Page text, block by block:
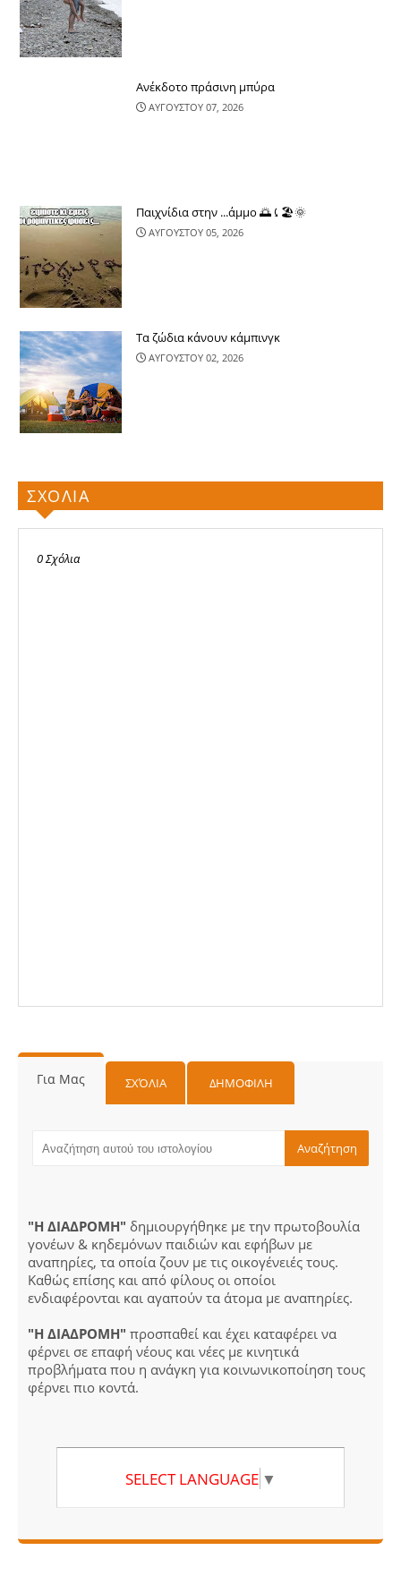
Ανέκδοτο πράσινη μπύρα
ΑΥΓΟΥΣΤΟΥ 07, 2026
Παιχνίδια στην ...άμμο 🌅⤹🏖🌞
ΑΥΓΟΥΣΤΟΥ 05, 2026
Τα ζώδια κάνουν κάμπινγκ
ΑΥΓΟΥΣΤΟΥ 02, 2026
ΣΧΟΛΙΑ
0 Σχόλια
Για Μας ΣΧΌΛΙΑ ΔΗΜΟΦΙΛΗ
"Η ΔΙΑΔΡΟΜΗ" δημιουργήθηκε με την πρωτοβουλία
γονέων & κηδεμόνων παιδιών και εφήβων με
αναπηρίες, τα οποία ζουν με τις οικογένειές τους.
Καθώς επίσης και από φίλους οι οποίοι
ενδιαφέρονται και αγαπούν τα άτομα με αναπηρίες.
"Η ΔΙΑΔΡΟΜΗ" προσπαθεί και έχει καταφέρει να
φέρνει σε επαφή νέους και νέες με κινητικά
προβλήματα που η ανάγκη για κοινωνικοποίηση τους
φέρνει πιο κοντά.
SELECT LANGUAGE ▼